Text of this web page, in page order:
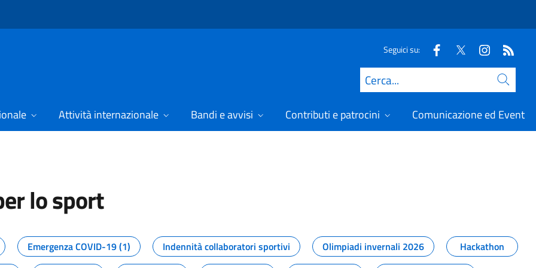
Seguici su:
Cerca
Attività internazionale Bandi e avvisi Contributi e patrocini Comunicazione ed Eventi
lo sport
dal Dipartimento per lo sport
Emergenza COVID-19 (1) Indennità collaboratori sportivi Olimpiadi invernali 2026
Hackathon